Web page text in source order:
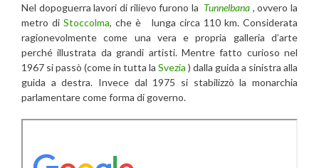
Nel dopoguerra lavori di rilievo furono la Tunnelbana , ovvero la
metro di Stoccolma, che è lunga circa 110 km. Considerata
ragionevolmente come una vera e propria galleria d’arte
perché illustrata da grandi artisti. Mentre fatto curioso nel
1967 si passò (come in tutta la Svezia ) dalla guida a sinistra alla
guida a destra. Invece dal 1975 si stabilizzò la monarchia
parlamentare come forma di governo.